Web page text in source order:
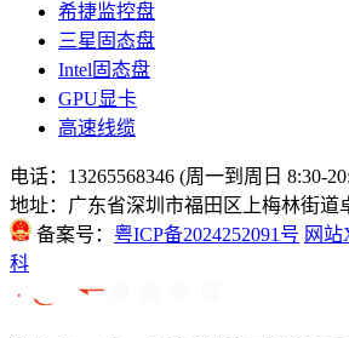
希捷监控盘
三星固态盘
Intel固态盘
GPU显卡
高速线缆
电话：13265568346 (周一到周日 8:30-
地址：广东省深圳市福田区上梅林街道
备案号： 粤ICP备2024252091号 网
科